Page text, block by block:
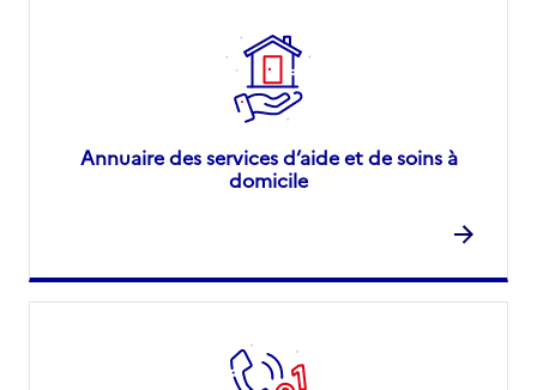
Annuaire des services d’aide et de soins à
domicile